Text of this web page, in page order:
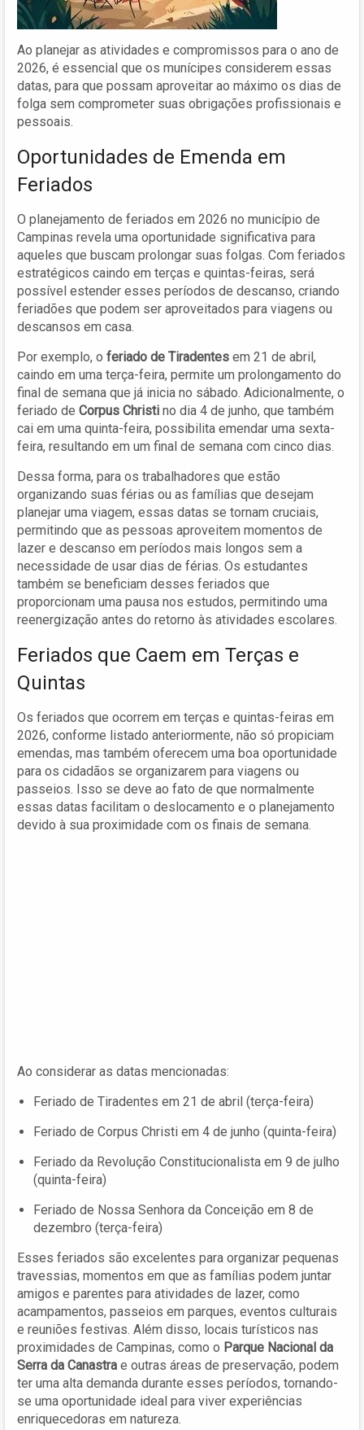
Ao planejar as atividades e compromissos para o ano de
2026, é essencial que os munícipes considerem essas
datas, para que possam aproveitar ao máximo os dias de
folga sem comprometer suas obrigações profissionais e
pessoais.
Oportunidades de Emenda em
Feriados
O planejamento de feriados em 2026 no município de
Campinas revela uma oportunidade significativa para
aqueles que buscam prolongar suas folgas. Com feriados
estratégicos caindo em terças e quintas-feiras, será
possível estender esses períodos de descanso, criando
feriadões que podem ser aproveitados para viagens ou
descansos em casa.
Por exemplo, o feriado de Tiradentes em 21 de abril,
caindo em uma terça-feira, permite um prolongamento do
final de semana que já inicia no sábado. Adicionalmente, o
feriado de Corpus Christi no dia 4 de junho, que também
cai em uma quinta-feira, possibilita emendar uma sexta-
feira, resultando em um final de semana com cinco dias.
Dessa forma, para os trabalhadores que estão
organizando suas férias ou as famílias que desejam
planejar uma viagem, essas datas se tornam cruciais,
permitindo que as pessoas aproveitem momentos de
lazer e descanso em períodos mais longos sem a
necessidade de usar dias de férias. Os estudantes
também se beneficiam desses feriados que
proporcionam uma pausa nos estudos, permitindo uma
reenergização antes do retorno às atividades escolares.
Feriados que Caem em Terças e
Quintas
Os feriados que ocorrem em terças e quintas-feiras em
2026, conforme listado anteriormente, não só propiciam
emendas, mas também oferecem uma boa oportunidade
para os cidadãos se organizarem para viagens ou
passeios. Isso se deve ao fato de que normalmente
essas datas facilitam o deslocamento e o planejamento
devido à sua proximidade com os finais de semana.
Ao considerar as datas mencionadas:
Feriado de Tiradentes em 21 de abril (terça-feira)
Feriado de Corpus Christi em 4 de junho (quinta-feira)
Feriado da Revolução Constitucionalista em 9 de julho
(quinta-feira)
Feriado de Nossa Senhora da Conceição em 8 de
dezembro (terça-feira)
Esses feriados são excelentes para organizar pequenas
travessias, momentos em que as famílias podem juntar
amigos e parentes para atividades de lazer, como
acampamentos, passeios em parques, eventos culturais
e reuniões festivas. Além disso, locais turísticos nas
proximidades de Campinas, como o Parque Nacional da
Serra da Canastra e outras áreas de preservação, podem
ter uma alta demanda durante esses períodos, tornando-
se uma oportunidade ideal para viver experiências
enriquecedoras em natureza.